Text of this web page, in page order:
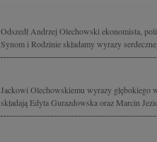
Odszedł Andrzej Olechowski ekonomista,
Synom i Rodzinie składamy wyrazy
Jackowi Olechowskiemu wyrazy głębokiego
składają Edyta Gurazdowska oraz Marcin